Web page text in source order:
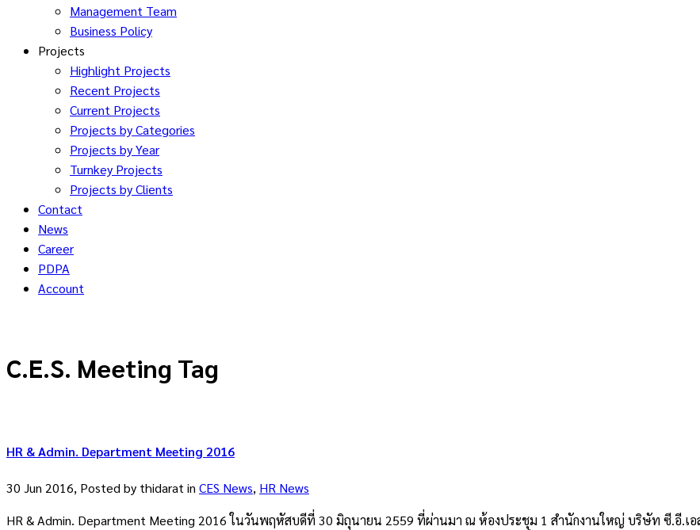
Management Team
Business Policy
Projects
Highlight Projects
Recent Projects
Current Projects
Projects by Categories
Projects by Year
Turnkey Projects
Projects by Clients
Contact
News
Career
PDPA
Account
C.E.S. Meeting Tag
HR & Admin. Department Meeting 2016
30 Jun 2016, Posted by thidaratin CES News, HR News
HR & Admin. Department Meeting 2016 ในวันพฤหัสบดีที่ 30 มิถุนายน 2559 ที่ผ่านมา ณ ห้องประชุม 1 สำนักงานใหญ่ บริษัท ซี.อี.เอ